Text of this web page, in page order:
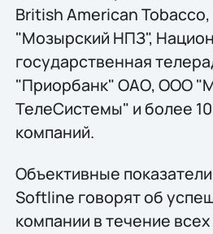
British American
"Мозырский НПЗ",
государственная
"Приорбанк" ОАО, ООО
ТелеСистемы" и более
компаний.
Объективные
Softline говорят об
компании в течение